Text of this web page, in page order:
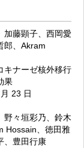
加藤顕子、西岡愛
郎、Akram
キナーゼ核外移行
果
23 日
野々垣彩乃、鈴木
Hossain、徳田雅
、豊田行康